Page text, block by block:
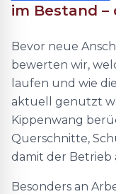
im Bestand –
Bevor neue
bewerten wir,
laufen und wie
aktuell genutzt
Kippenwang
Querschnitte,
damit der Betrieb
Besonders an